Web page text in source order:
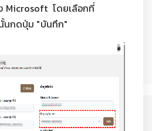
Microsoft โดยเลือกที่
นกดปุ่ม "บันทึก"